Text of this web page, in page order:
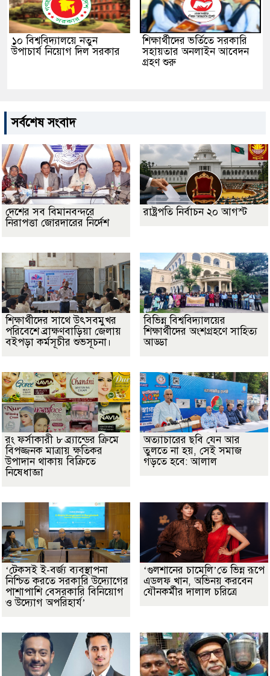
১০ বিশ্ববিদ্যালয়ে নতুন
উপাচার্য নিয়োগ দিল সরকার
শিক্ষার্থীদের ভর্তিতে সরকারি
সহায়তার অনলাইন আবেদন
গ্রহণ শুরু
সর্বশেষ সংবাদ
দেশের সব বিমানবন্দরে
নিরাপত্তা জোরদারের নির্দেশ
রাষ্ট্রপতি নির্বাচন ২০ আগস্ট
শিক্ষার্থীদের সাথে উৎসবমুখর
পরিবেশে ব্রাক্ষণবাড়িয়া জেলায়
বইপড়া কর্মসূচীর শুভসূচনা।
বিভিন্ন বিশ্ববিদ্যালয়ের
শিক্ষার্থীদের অংশগ্রহণে সাহিত্য
আড্ডা
রং ফর্সাকারী ৮ ব্র্যান্ডের ক্রিমে
বিপজ্জনক মাত্রায় ক্ষতিকর
উপাদান থাকায় বিক্রিতে
নিষেধাজ্ঞা
অত্যাচারের ছবি যেন আর
তুলতে না হয়, সেই সমাজ
গড়তে হবে: আলাল
‘টেকসই ই-বর্জ্য ব্যবস্থাপনা
নিশ্চিত করতে সরকারি উদ্যোগের
পাশাপাশি বেসরকারি বিনিয়োগ
ও উদ্যোগ অপরিহার্য’
‘গুলশানের চামেলি’তে ভিন্ন রূপে
এডলফ খান, অভিনয় করবেন
যৌনকর্মীর দালাল চরিত্রে